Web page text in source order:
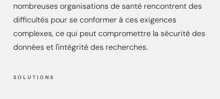
nombreuses organisations de santé rencontrent des
difficultés pour se conformer à ces exigences
complexes, ce qui peut compromettre la sécurité des
données et l'intégrité des recherches.
SOLUTIONS